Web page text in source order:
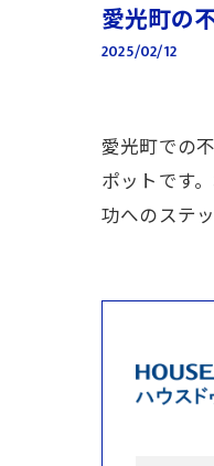
愛光町の
2025/02/12
愛光町での
ポットです
功へのステ